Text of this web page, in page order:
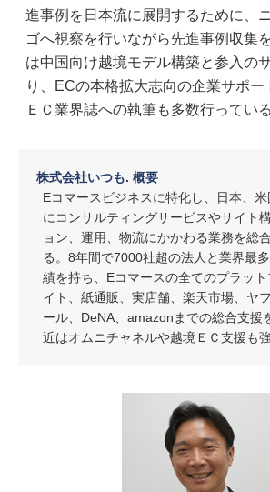
進事例を日本流に展開するために、
ゴへ視察を行いながら先進事例収集
は中国向け越境モデル構築と参入の
り、ECの本格拡大志向の企業サポー
ＥＣ業界誌への執筆も多数行っている
株式会社いつも. 概要
Eコマースビジネスに特化し、日本、
にコンサルティングサービスやサイト
ョン、運用、物流にかかわる業務を総
る。8年間で7000社超の法人と業界最
績を持ち、Eコマースの全てのプラッ
イト、紙通販、実店舗、楽天市場、ヤ
ール、DeNA、amazonまでの総合支援
近はオムニチャネルや越境ＥＣ支援も